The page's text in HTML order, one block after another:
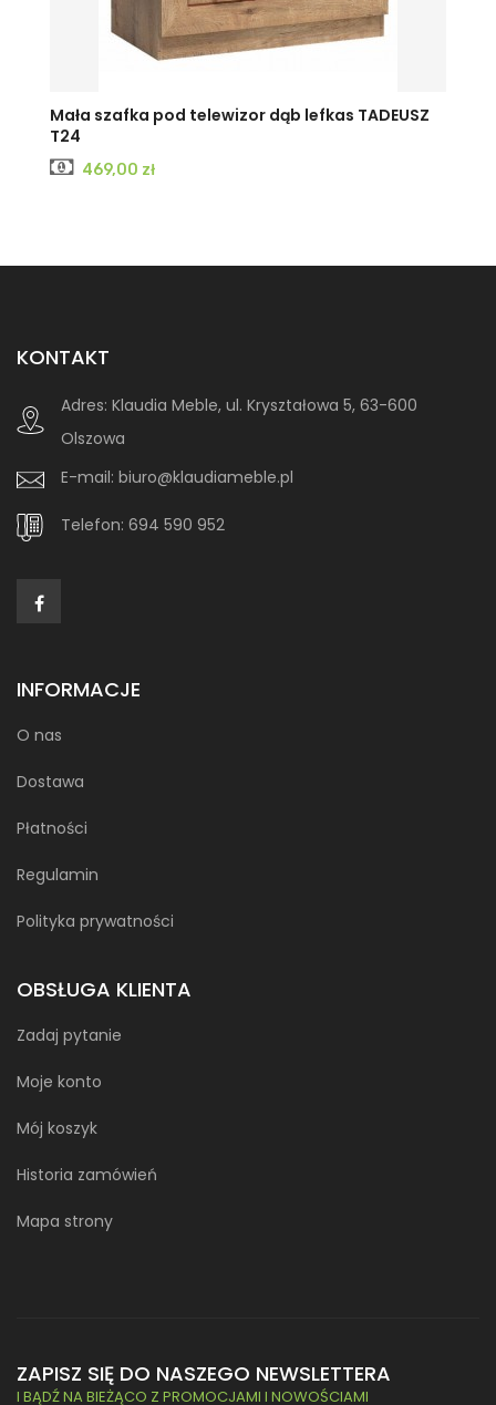
Mała szafka pod telewizor dąb lefkas TADEUSZ
T24
Cena
469,00 zł
KONTAKT
Adres: Klaudia Meble, ul. Kryształowa 5, 63-600
Olszowa
E-mail: biuro@klaudiameble.pl
Telefon: 694 590 952
INFORMACJE
O nas
Dostawa
Płatności
Regulamin
Polityka prywatności
OBSŁUGA KLIENTA
Zadaj pytanie
Moje konto
Mój koszyk
Historia zamówień
Mapa strony
ZAPISZ SIĘ DO NASZEGO NEWSLETTERA
I BĄDŹ NA BIEŻĄCO Z PROMOCJAMI I NOWOŚCIAMI